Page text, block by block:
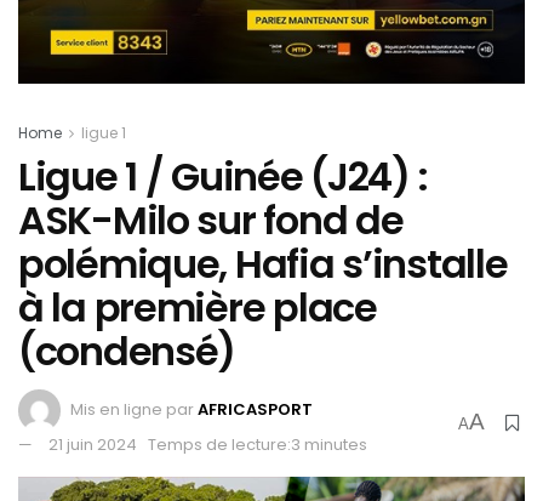
Home ligue 1
Ligue 1 / Guinée (J24) :
ASK-Milo sur fond de
polémique, Hafia s’installe
à la première place
(condensé)
Mis en ligne parAFRICASPORT
21 juin 2024 Temps de lecture:3 minutes
AA